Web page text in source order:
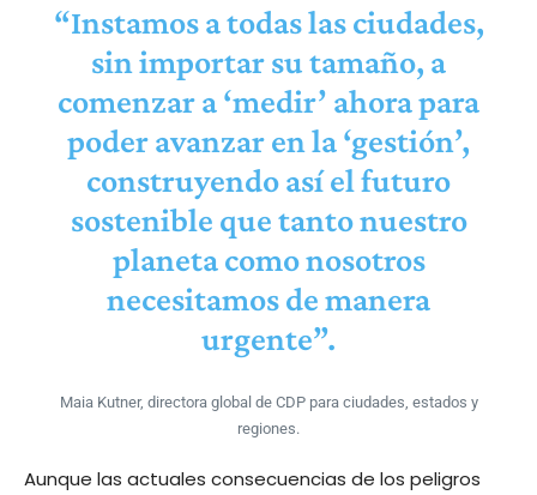
“Instamos a todas las ciudades,
sin importar su tamaño, a
comenzar a ‘medir’ ahora para
poder avanzar en la ‘gestión’,
construyendo así el futuro
sostenible que tanto nuestro
planeta como nosotros
necesitamos de manera
urgente”.
Maia Kutner, directora global de CDP para ciudades, estados y
regiones.
Aunque las actuales consecuencias de los peligros